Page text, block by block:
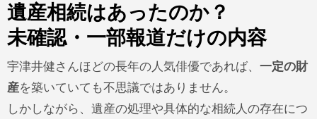
遺産相続はあったのか？
未確認・一部報道だけの内容
宇津井健さんほどの長年の人気俳優であれば、 一定の財
産を築いていても不思議ではありません。
しかしながら、遺産の処理や具体的な相続人の存在につ